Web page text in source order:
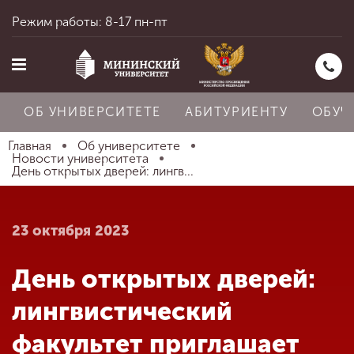
Главная
Абитуриенту
Режим работы: 8-17 пн-пт
ОБ УНИВЕРСИТЕТЕ АБИТУРИЕНТУ
Главная
Об университете
Новости университета
День открытых дверей: лингв...
23 октября 2023
День открытых дверей:
лингвистический
факультет приглашает